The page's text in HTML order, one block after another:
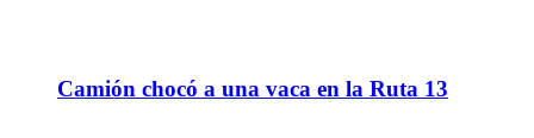
Camión chocó a una vaca en la Ruta 13